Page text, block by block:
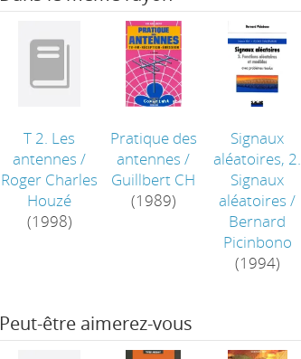
T 2. Les
antennes /
Roger Charles
Houzé
(1998)
Pratique des
antennes /
Guillbert CH
(1989)
Signaux
aléatoires, 2.
Signaux
aléatoires /
Bernard
Picinbono
(1994)
Peut-être aimerez-vous